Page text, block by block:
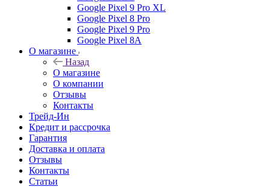
Google Pixel 9 Pro XL
Google Pixel 8 Pro
Google Pixel 9 Pro
Google Pixel 8A
О магазине
Назад
О магазине
О компании
Отзывы
Контакты
Трейд-Ин
Кредит и рассрочка
Гарантия
Доставка и оплата
Отзывы
Контакты
Статьи